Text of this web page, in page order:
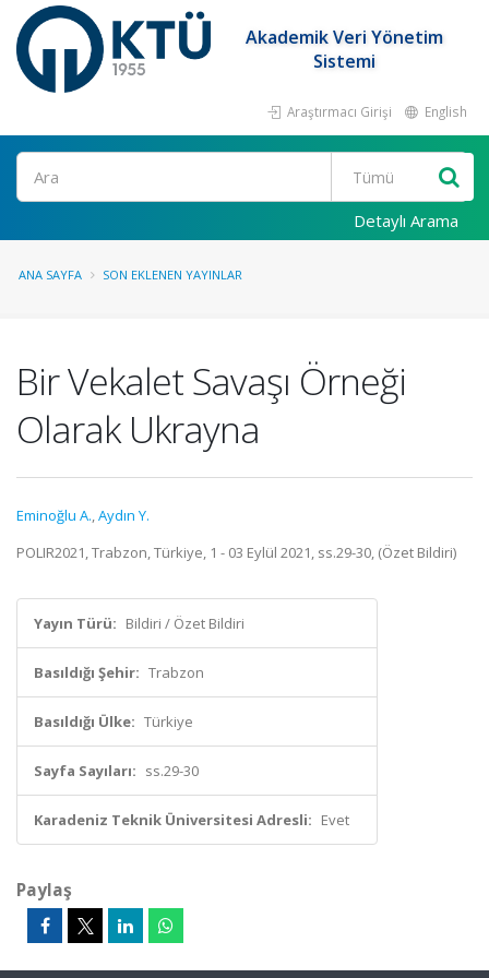
Akademik Veri Yönetim
Sistemi
Araştırmacı Girişi English
Ara
Detaylı Arama
ANA SAYFA SON EKLENEN YAYINLAR
Bir Vekalet Savaşı Örneği
Olarak Ukrayna
Eminoğlu A.,Aydın Y.
POLIR2021, Trabzon, Türkiye, 1 - 03 Eylül 2021, ss.29-30, (Özet Bildiri)
Yayın Türü: Bildiri / Özet Bildiri
Basıldığı Şehir: Trabzon
Basıldığı Ülke: Türkiye
Sayfa Sayıları: ss.29-30
Karadeniz Teknik Üniversitesi Adresli: Evet
Paylaş